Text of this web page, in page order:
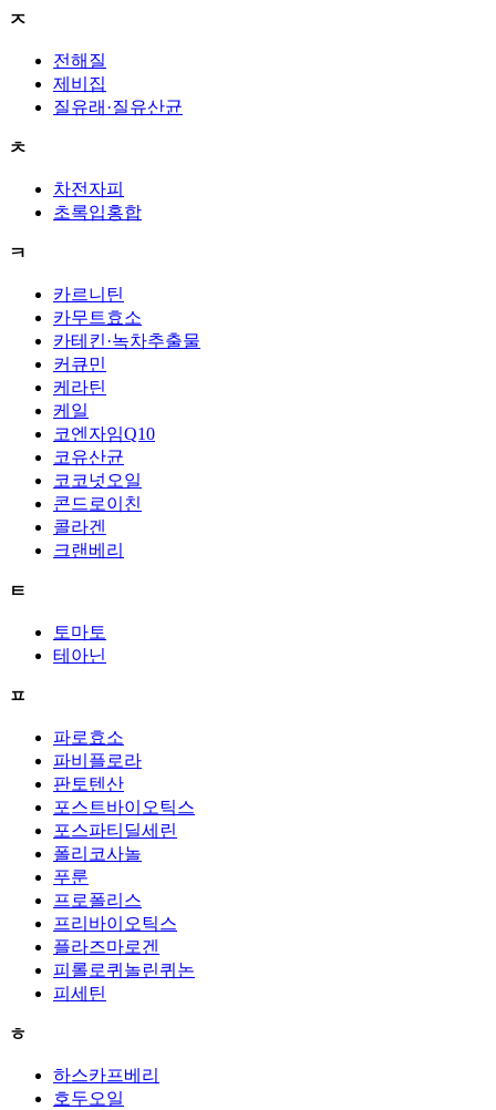
ㅈ
전해질
제비집
질유래·질유산균
ㅊ
차전자피
초록입홍합
ㅋ
카르니틴
카무트효소
카테킨·녹차추출물
커큐민
케라틴
케일
코엔자임Q10
코유산균
코코넛오일
콘드로이친
콜라겐
크랜베리
ㅌ
토마토
테아닌
ㅍ
파로효소
파비플로라
판토텐산
포스트바이오틱스
포스파티딜세린
폴리코사놀
푸룬
프로폴리스
프리바이오틱스
플라즈마로겐
피롤로퀴놀린퀴논
피세틴
ㅎ
하스카프베리
호두오일